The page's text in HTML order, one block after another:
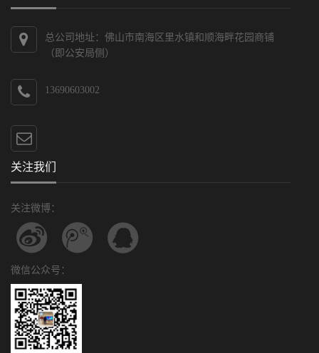
总公司地址：佛山市南海区里水镇和顺海畔花园商铺
（即公安局侧）
13690603002
关注我们
关注微博：
微信公众号：